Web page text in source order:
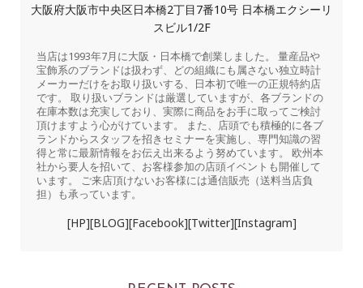
大阪府大阪市中央区日本橋2丁目7番10号 日本橋エクシーリ
スビル1/2F
当店は1993年7月に大阪・日本橋で創業しました。 量産品や
宝飾系のブランドは扱わず、どの組織にも属さない独立時計
メーカーだけをお取り扱いする、日本初で唯一の正規特約店
です。 取り扱いブランドは厳選していますが、各ブランドの
在庫本数は充実しており、実際に商品をお手に取ってご検討
頂けますよう心がけています。 また、店頭でも積極的に各ブ
ランドからスタッフを招きセミナーを実施し、専門知識の習
得と常に最新情報をお伝え出来るよう努めています。 欧州本
社から要人を招いて、お客様参加の店頭イベントも開催して
います。 ご来店頂けないお客様には通信販売（送料当店負
担）も承っています。
[HP][BLOG][Facebook][Twitter][Instagram]